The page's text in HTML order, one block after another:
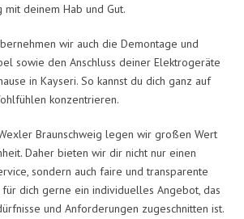
mit deinem Hab und Gut.
wir auch die Demontage und
sowie den Anschluss deiner Elektrogeräte
in Kayseri. So kannst du dich ganz auf
konzentrieren.
Braunschweig legen wir großen Wert
Daher bieten wir dir nicht nur einen
sondern auch faire und transparente
dich gerne ein individuelles Angebot, das
und Anforderungen zugeschnitten ist.